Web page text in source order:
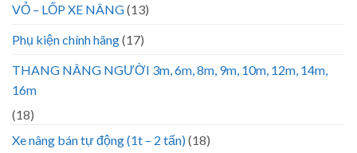
VỎ – LỐP XE NÂNG(13)
Phụ kiện chính hãng(17)
THANG NÂNG NGƯỜI 3m, 6m, 8m, 9m, 10m, 12m, 14m,
16m
(18)
Xe nâng bán tự động (1t – 2 tấn)(18)